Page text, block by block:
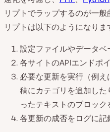
リプトでラップするのが一
リプトは以下のようになりま
設定ファイルやデータ
各サイトのAPIエンドポ
必要な更新を実行（例
稿にカテゴリを追加し
ったテキストのブロック
各更新の成否をログに記